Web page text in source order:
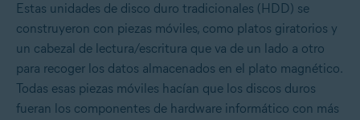
Estas unidades de disco duro tradicionales (HDD) se
construyeron con piezas móviles, como platos giratorios y
un cabezal de lectura/escritura que va de un lado a otro
para recoger los datos almacenados en el plato magnético.
Todas esas piezas móviles hacían que los discos duros
fueran los componentes de hardware informático con más